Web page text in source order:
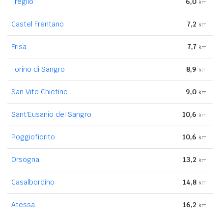
km
Castel Frentano 7,2 km
Frisa 7,7 km
Torino di Sangro 8,9 km
San Vito Chietino 9,0 km
Sant'Eusanio del Sangro 10,6 km
Poggiofiorito 10,6 km
Orsogna 13,2 km
Casalbordino 14,8 km
Atessa 16,2 km